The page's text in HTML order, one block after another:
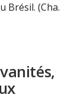
Brésil. (Cha.